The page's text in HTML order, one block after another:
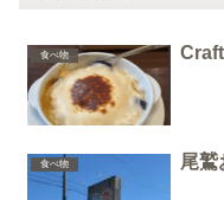
食べ物
食べ物 尾鷲